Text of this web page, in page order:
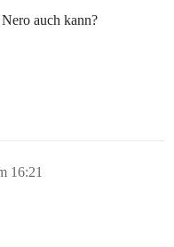
auch kann?
16:21